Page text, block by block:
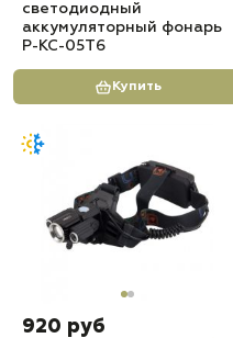
светодиодный
аккумуляторный фонарь
P-KC-05T6
Купить
920 руб